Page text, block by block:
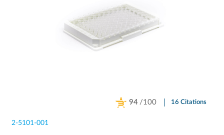
94 /100 16 Citations
2-5101-001